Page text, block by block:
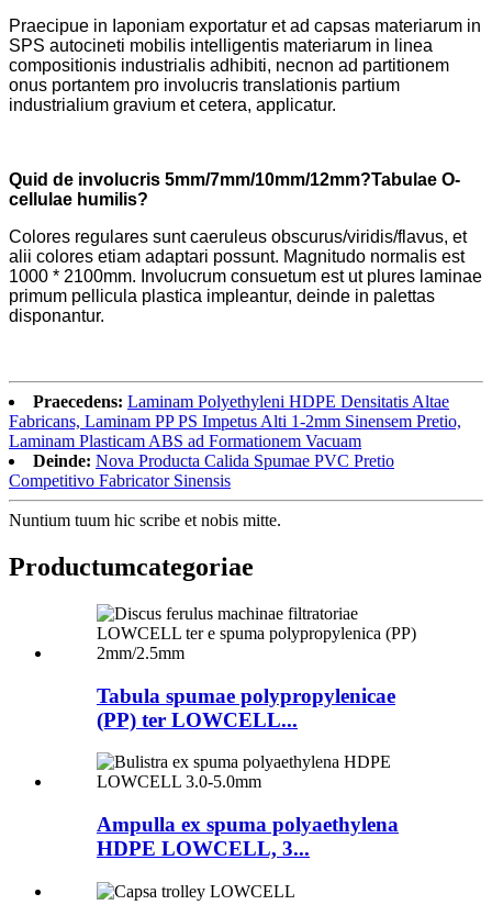
Praecipue in Iaponiam exportatur et ad capsas materiarum in
SPS autocineti mobilis intelligentis materiarum in linea
compositionis industrialis adhibiti, necnon ad partitionem
onus portantem pro involucris translationis partium
industrialium gravium et cetera, applicatur.
Quid de involucris 5mm/7mm/10mm/12mm?Tabulae O-
cellulae humilis?
Colores regulares sunt caeruleus obscurus/viridis/flavus, et
alii colores etiam adaptari possunt. Magnitudo normalis est
1000 * 2100mm. Involucrum consuetum est ut plures laminae
primum pellicula plastica impleantur, deinde in palettas
disponantur.
Praecedens: Laminam Polyethyleni HDPE Densitatis Altae
Fabricans, Laminam PP PS Impetus Alti 1-2mm Sinensem Pretio,
Laminam Plasticam ABS ad Formationem Vacuam
Deinde: Nova Producta Calida Spumae PVC Pretio
Competitivo Fabricator Sinensis
Nuntium tuum hic scribe et nobis mitte.
Productumcategoriae
Tabula spumae polypropylenicae
(PP) ter LOWCELL...
Ampulla ex spuma polyaethylena
HDPE LOWCELL, 3...